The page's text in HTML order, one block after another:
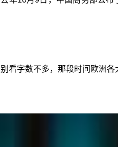
别看字数不多，那段时间欧洲各